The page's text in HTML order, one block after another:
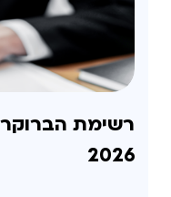
רשימת
2026